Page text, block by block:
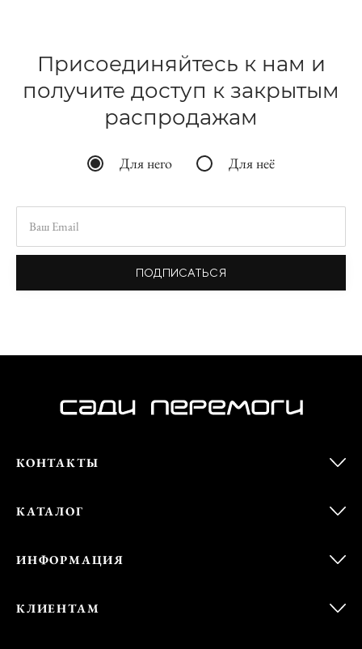
Присоединяйтесь к нам и
получите доступ к закрытым
распродажам
Для него Для неё
ПОДПИСАТЬСЯ
КОНТАКТЫ
КАТАЛОГ
ИНФОРМАЦИЯ
КЛИЕНТАМ